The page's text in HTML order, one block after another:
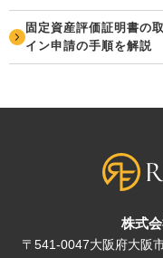
固定資産評価証明書の
イン申請の手順を解説
株式
〒541-0047大阪府大阪